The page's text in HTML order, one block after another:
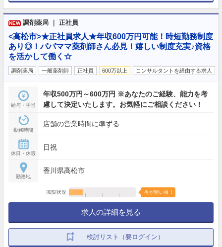
NEW 調剤薬局 ｜ 正社員
<高松市>★正社員求人★年収600万円可能！時短勤務制度
あり◎！パパママ薬剤師さん必見！嬉しい制度充実♪資格
を活かして働く☆
調剤薬局 一般薬剤師 正社員 600万以上 コンサルタントを経由する求人
給与・手当
年収500万円～600万円 ※あなたのご経験、能力を考
慮して決定いたします。お気軽にご相談ください！
勤務時間
店舗の営業時間に準ずる
休日・休暇
日祝
勤務地
香川県高松市
閲覧状況 今が狙い目！
求人の詳細を見る
検討リスト（要ログイン）